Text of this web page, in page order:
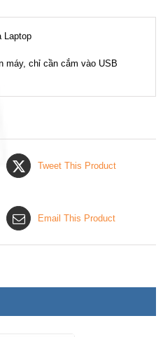
Laptop
máy, chỉ cần cắm vào USB
Tweet This Product
Email This Product